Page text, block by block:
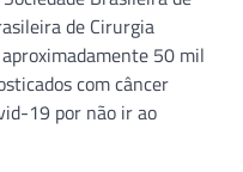
de Cirurgia
50 mil
com câncer
19 por não ir ao